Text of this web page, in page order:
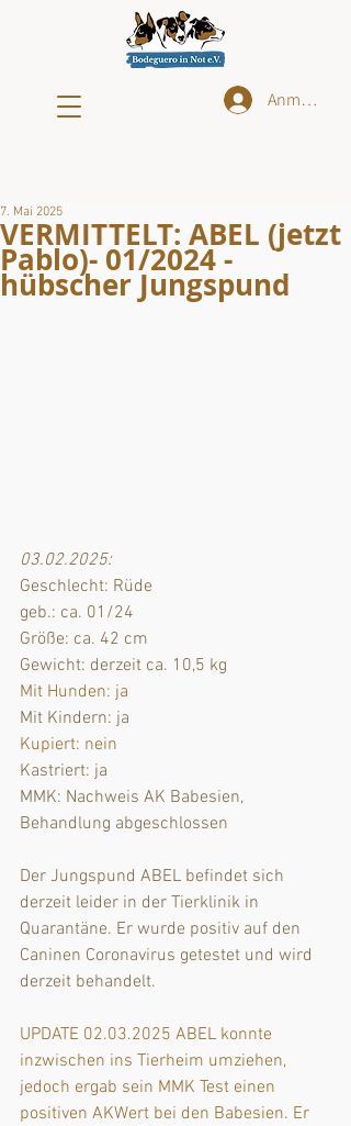
Anmelden
VERMITTELT: ABEL (jetzt
Pablo)- 01/2024 -
hübscher Jungspund
7. Mai 2025
03.02.2025:
Geschlecht: Rüde
geb.: ca. 01/24
Größe: ca. 42 cm
Gewicht: derzeit ca. 10,5 kg
Mit Hunden: ja
Mit Kindern: ja
Kupiert: nein
Kastriert: ja
MMK: Nachweis AK Babesien,
Behandlung abgeschlossen
Der Jungspund ABEL befindet sich
derzeit leider in der Tierklinik in
Quarantäne. Er wurde positiv auf den
Caninen Coronavirus getestet und wird
derzeit behandelt.
UPDATE 02.03.2025 ABEL konnte
inzwischen ins Tierheim umziehen,
jedoch ergab sein MMK Test einen
positiven AKWert bei den Babesien. Er